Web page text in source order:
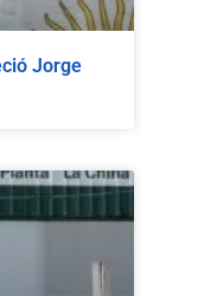
Jorge